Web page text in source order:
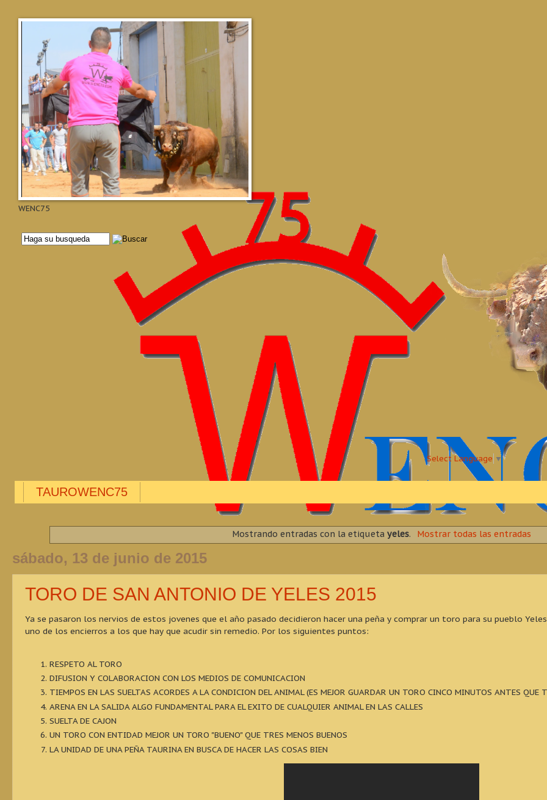
WENC75
Select Language ▼
TAUROWENC75
Mostrando entradas con la etiquetayeles. Mostrar todas las entradas
sábado, 13 de junio de 2015
TORO DE SAN ANTONIO DE YELES 2015
Ya se pasaron los nervios de estos jovenes que el año pasado decidieron hacer una peña y comprar un toro para su pueblo
uno de los encierros a los que hay que acudir sin remedio. Por los siguientes puntos:
RESPETO AL TORO
DIFUSION Y COLABORACION CON LOS MEDIOS DE COMUNICACION
TIEMPOS EN LAS SUELTAS ACORDES A LA CONDICION DEL ANIMAL (ES MEJOR GUARDAR UN TORO CINCO MINUTOS ANTES QUE
ARENA EN LA SALIDA ALGO FUNDAMENTAL PARA EL EXITO DE CUALQUIER ANIMAL EN LAS CALLES
SUELTA DE CAJON
UN TORO CON ENTIDAD MEJOR UN TORO "BUENO" QUE TRES MENOS BUENOS
LA UNIDAD DE UNA PEÑA TAURINA EN BUSCA DE HACER LAS COSAS BIEN